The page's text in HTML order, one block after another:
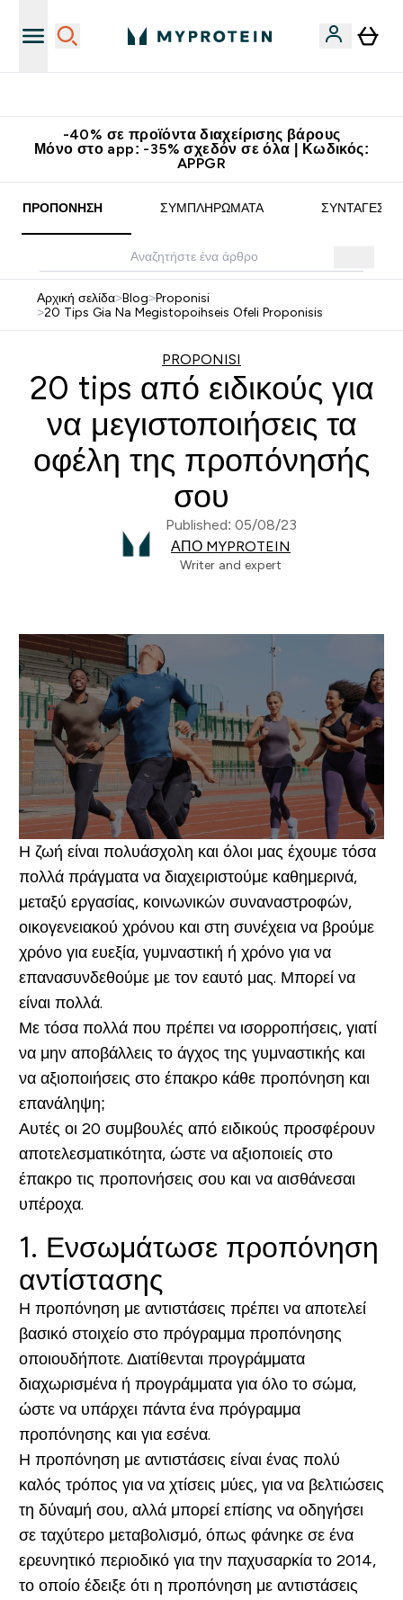
-40% σε προϊόντα διαχείρισης βάρους
Μόνο στο app: -35% σχεδόν σε όλα | Κωδικός:
APPGR
ΠΡΟΠΌΝΗΣΗ ΣΥΜΠΛΗΡΏΜΑΤΑ ΣΥΝΤΑΓΈΣ
Αρχική σελίδα>Blog>Proponisi
>20 Tips Gia Na Megistopoihseis Ofeli Proponisis
PROPONISI
20 tips από ειδικούς για
να μεγιστοποιήσεις τα
οφέλη της προπόνησής
σου
Published: 05/08/23
ΑΠΌ MYPROTEIN
Writer and expert
Η ζωή είναι πολυάσχολη και όλοι μας έχουμε τόσα
πολλά πράγματα να διαχειριστούμε καθημερινά,
μεταξύ εργασίας, κοινωνικών συναναστροφών,
οικογενειακού χρόνου και στη συνέχεια να βρούμε
χρόνο για ευεξία, γυμναστική ή χρόνο για να
επανασυνδεθούμε με τον εαυτό μας. Μπορεί να
είναι πολλά.
Με τόσα πολλά που πρέπει να ισορροπήσεις, γιατί
να μην αποβάλλεις το άγχος της γυμναστικής και
να αξιοποιήσεις στο έπακρο κάθε προπόνηση και
επανάληψη;
Αυτές οι 20 συμβουλές από ειδικούς προσφέρουν
αποτελεσματικότητα, ώστε να αξιοποιείς στο
έπακρο τις προπονήσεις σου και να αισθάνεσαι
υπέροχα.
1. Ενσωμάτωσε προπόνηση
αντίστασης
Η προπόνηση με αντιστάσεις πρέπει να αποτελεί
βασικό στοιχείο στο πρόγραμμα προπόνησης
οποιουδήποτε. Διατίθενται προγράμματα
διαχωρισμένα ή προγράμματα για όλο το σώμα,
ώστε να υπάρχει πάντα ένα πρόγραμμα
προπόνησης και για εσένα.
Η προπόνηση με αντιστάσεις είναι ένας πολύ
καλός τρόπος για να χτίσεις μύες, για να βελτιώσεις
τη δύναμή σου, αλλά μπορεί επίσης να οδηγήσει
σε ταχύτερο μεταβολισμό, όπως φάνηκε σε ένα
ερευνητικό περιοδικό για την παχυσαρκία το 2014,
το οποίο έδειξε ότι η προπόνηση με αντιστάσεις